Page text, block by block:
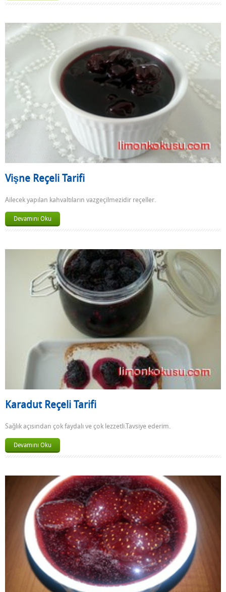
Vişne Reçeli Tarifi
Ailecek yapılan kahvaltıların vazgeçilmezidir reçeller.
Devamını Oku
Karadut Reçeli Tarifi
Sağlık açısından çok faydalı ve çok lezzetli.Tavsiye ederim.
Devamını Oku